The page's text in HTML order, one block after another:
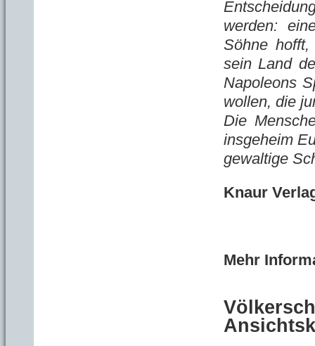
werden:
Söhne
sein Land
Napoleons
wollen, die
Die
insgeheim
gewaltige
Knaur
Mehr